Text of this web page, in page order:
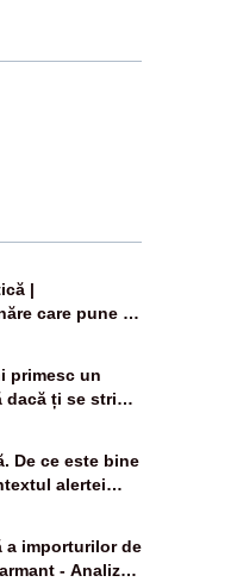
|
care pune în
era cunoscută
primesc un
ți se strică
De ce este bine
alertei
a importurilor de
- Analiză